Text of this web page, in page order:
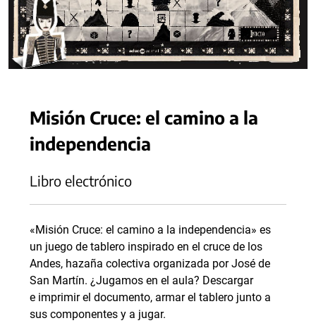
Misión Cruce: el camino a la
independencia
Libro electrónico
«Misión Cruce: el camino a la independencia» es
un juego de tablero inspirado en el cruce de los
Andes, hazaña colectiva organizada por José de
San Martín. ¿Jugamos en el aula? Descargar
e imprimir el documento, armar el tablero junto a
sus componentes y a jugar.